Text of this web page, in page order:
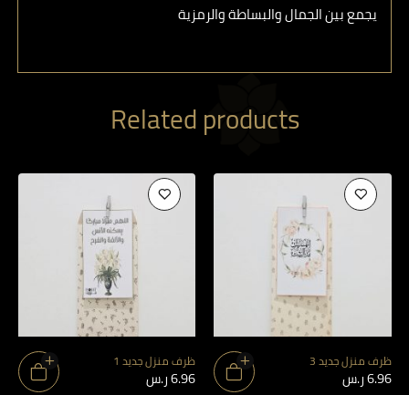
يجمع بين الجمال والبساطة والرمزية
Related products
ظرف منزل جديد 3
6.96ر.س
ظرف منزل جديد 1
6.96ر.س